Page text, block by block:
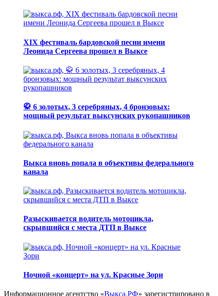
XIX фестиваль бардовской песни имени
Леонида Сергеева прошел в Выксе
🥋 6 золотых, 3 серебряных, 4 бронзовых:
мощный результат выксунских рукопашников
Выкса вновь попала в объективы федерального
канала
Разыскивается водитель мотоцикла,
скрывшийся с места ДТП в Выксе
Ночной «концерт» на ул. Красные Зори
Информационное агентство «Выкса.РФ» зарегистрировано в